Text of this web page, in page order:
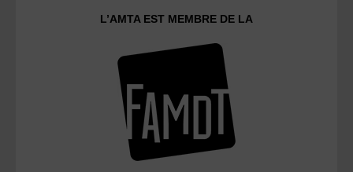
L’AMTA EST MEMBRE DE LA